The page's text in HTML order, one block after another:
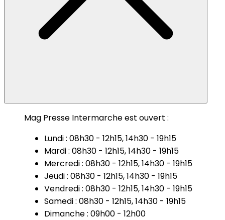
Mag Presse Intermarche est ouvert :
Lundi : 08h30 - 12h15, 14h30 - 19h15
Mardi : 08h30 - 12h15, 14h30 - 19h15
Mercredi : 08h30 - 12h15, 14h30 - 19h15
Jeudi : 08h30 - 12h15, 14h30 - 19h15
Vendredi : 08h30 - 12h15, 14h30 - 19h15
Samedi : 08h30 - 12h15, 14h30 - 19h15
Dimanche : 09h00 - 12h00